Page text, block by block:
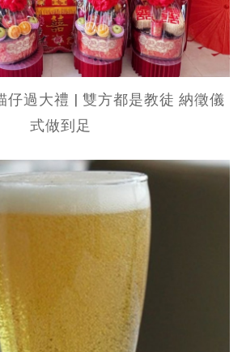
仔過大禮 | 雙方都是教徒 納徵儀
式做到足